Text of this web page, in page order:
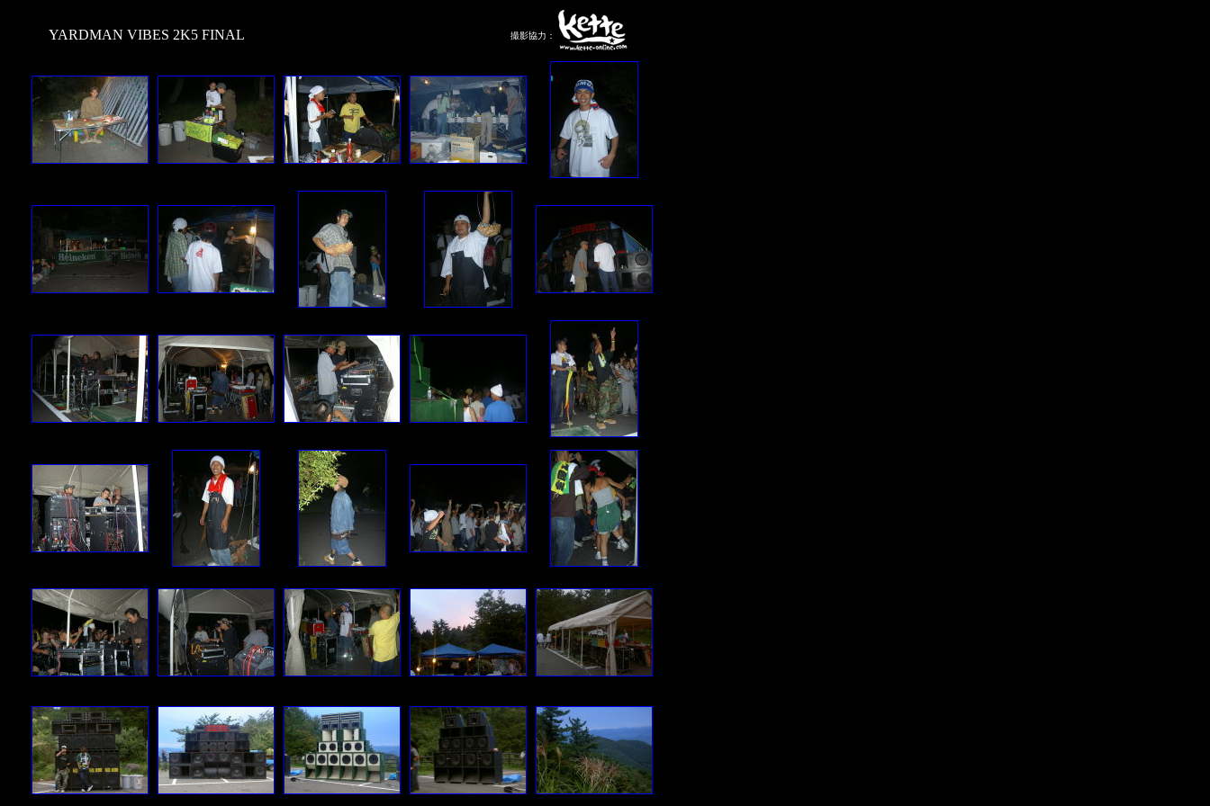
YARDMAN VIBES 2K5 FINAL 撮影協力：